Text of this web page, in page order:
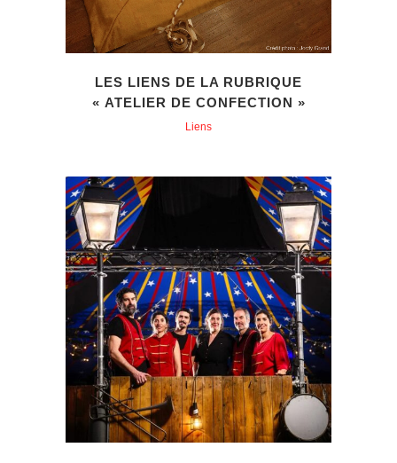
LES LIENS DE LA RUBRIQUE
« ATELIER DE CONFECTION »
Liens